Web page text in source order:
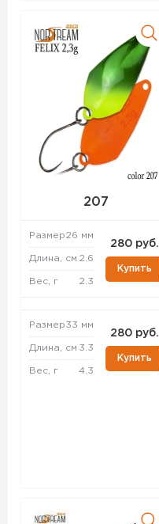
207
Размер26 мм
Длина, см 2.6
Вес, г 2.3
280 руб.
Купить
Размер33 мм
Длина, см 3.3
Вес, г 4.3
280 руб.
Купить